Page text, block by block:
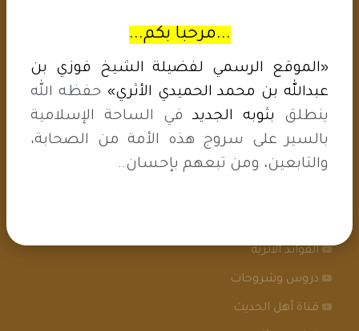
...مرحبا بكم...
«الموقع الرسمي لفضيلة الشيخ فوزي بن
عبدالله بن محمد الحميدي الأثري» حفظه الله
ينطلق
بثوبه الجديد في الساحة الإسلامية
بالسير على سروج هذه الأمة من الصحابة،
والتابعين، ومن تبعهم بإحسان..
mail@sheikfawzi.net
مواقع مفيدة
الشبكة الأثرية
الفوائد الأثرية
دروس وشروحات
قناة أهل الحديث